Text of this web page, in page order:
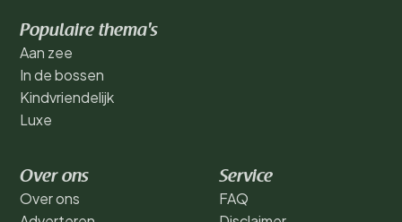
Populaire thema's
Aan zee
In de bossen
Kindvriendelijk
Luxe
Over ons
Over ons
Service
FAQ